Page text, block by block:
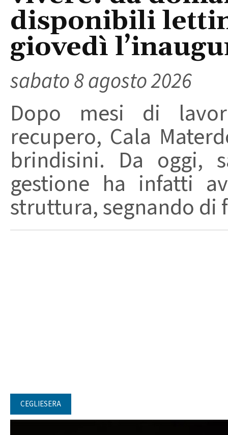
disponibili
giovedì
sabato 8 agosto 2026
Dopo mesi di
recupero, Cala
brindisini. Da oggi,
gestione ha infatti
struttura, segnando di
CEGLIESERA